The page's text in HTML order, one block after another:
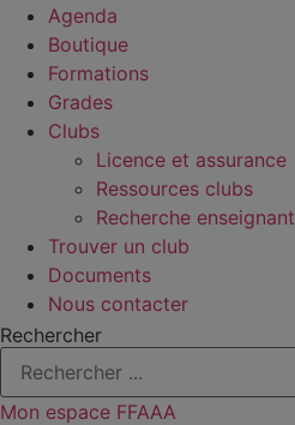
Agenda
Boutique
Formations
Grades
Clubs
Licence et assurance
Ressources clubs
Recherche enseignant
Trouver un club
Documents
Nous contacter
Rechercher
Mon espace FFAAA